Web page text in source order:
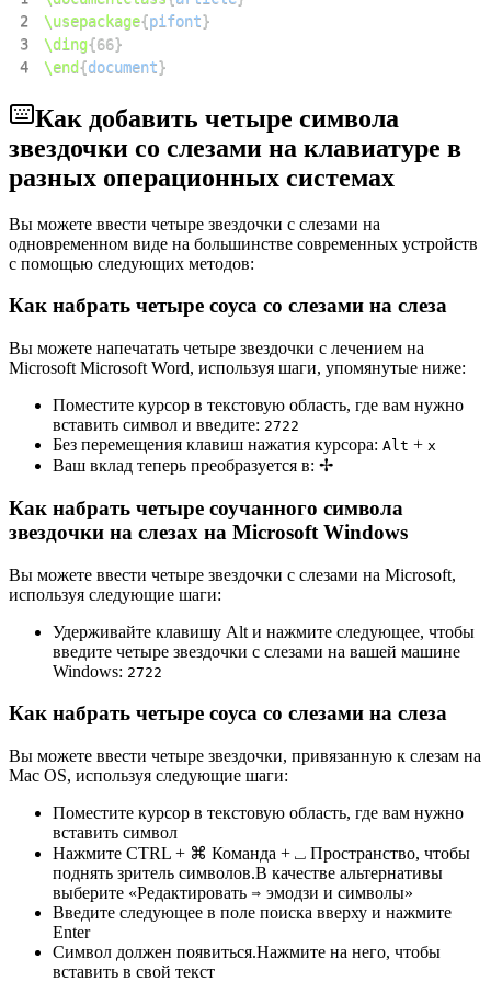
быть переданы через элегантный дизайн и символизм.
2
\usepackage{pifont}
3
\ding{66}
4
\end{document}
Как добавить четыре символа
звездочки со слезами на клавиатуре в
разных операционных системах
Вы можете ввести четыре звездочки с слезами на
одновременном виде на большинстве современных устройств
с помощью следующих методов:
Как набрать четыре соуса со слезами на слеза
Вы можете напечатать четыре звездочки с лечением на
Microsoft Microsoft Word, используя шаги, упомянутые ниже:
Поместите курсор в текстовую область, где вам нужно
вставить символ и введите: 2722
Без перемещения клавиш нажатия курсора: Alt + x
Ваш вклад теперь преобразуется в: ✢
Как набрать четыре соучанного символа
звездочки на слезах на Microsoft Windows
Вы можете ввести четыре звездочки с слезами на Microsoft,
используя следующие шаги:
Удерживайте клавишу Alt и нажмите следующее, чтобы
введите четыре звездочки с слезами на вашей машине
Windows: 2722
Как набрать четыре соуса со слезами на слеза
Вы можете ввести четыре звездочки, привязанную к слезам на
Mac OS, используя следующие шаги:
Поместите курсор в текстовую область, где вам нужно
вставить символ
Нажмите CTRL + ⌘ Команда + ⎵ Пространство, чтобы
поднять зритель символов.В качестве альтернативы
выберите «Редактировать ⇒ эмодзи и символы»
Введите следующее в поле поиска вверху и нажмите
Enter
Символ должен появиться.Нажмите на него, чтобы
вставить в свой текст